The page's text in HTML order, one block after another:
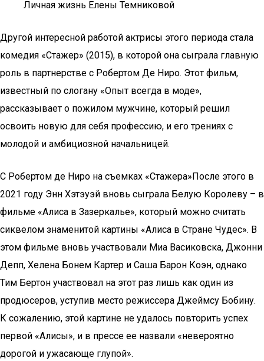
Личная жизнь Елены Темниковой
Другой интересной работой актрисы этого периода стала
комедия «Стажер» (2015), в которой она сыграла главную
роль в партнерстве с Робертом Де Ниро. Этот фильм,
известный по слогану «Опыт всегда в моде»,
рассказывает о пожилом мужчине, который решил
освоить новую для себя профессию, и его трениях с
молодой и амбициозной начальницей.
С Робертом де Ниро на съемках «Стажера»После этого в
2021 году Энн Хэтэуэй вновь сыграла Белую Королеву – в
фильме «Алиса в Зазеркалье», который можно считать
сиквелом знаменитой картины «Алиса в Стране Чудес». В
этом фильме вновь участвовали Миа Васиковска, Джонни
Депп, Хелена Бонем Картер и Саша Барон Коэн, однако
Тим Бертон участвовал на этот раз лишь как один из
продюсеров, уступив место режиссера Джеймсу Бобину.
К сожалению, этой картине не удалось повторить успех
первой «Алисы», и в прессе ее назвали «невероятно
дорогой и ужасающе глупой».